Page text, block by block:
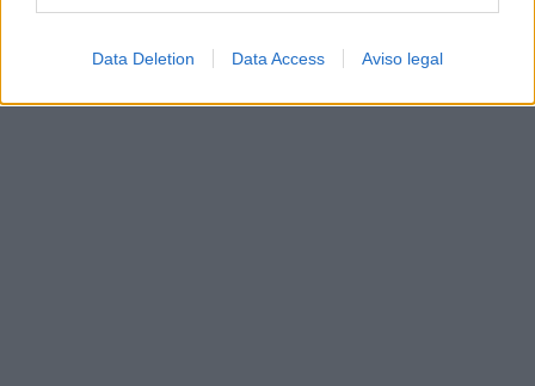
Data Deletion Data Access Aviso legal